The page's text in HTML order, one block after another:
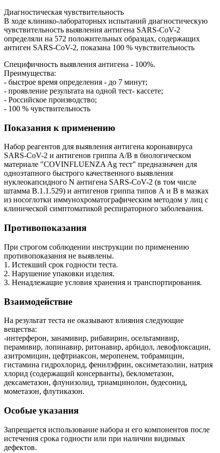
Диагностическая чувствительность
В ходе клинико-лабораторных испытаний диагностическую
чувствительность выявления антигена SARS-CoV-2
определяли на 572 положительных образцах, содержащих
антиген SARS-CoV-2, показана 100 % чувствительность
Специфичность выявления антигена - 100%.
Преимущества:
- быстрое время определения - до 7 минут;
- проявление результата на одной тест- кассете;
- Российское производство;
- 100 % чувствительность
Показания к применению
Набор реагентов для выявления антигена коронавируса
SARS-CoV-2 и антигенов гриппа А/В в биологическом
материале "COVINFLUENZA Ag тест" предназначен для
одноэтапного быстрого качественного выявления
нуклеокапсидного N антигена SARS-CoV-2 (в том числе
штамма В.1.1.529) и антигенов гриппа типов А и В в мазках
из носоглотки иммунохроматографическим методом у лиц с
клинической симптоматикой респираторного заболевания.
Противопоказания
При строгом соблюдении инструкции по применению
противопоказания не выявлены.
1. Истекший срок годности теста.
2. Нарушение упаковки изделия.
3. Ненадлежащие условия хранения и транспортирования.
Взаимодействие
На результат теста не оказывают влияния следующие
вещества:
-интерферон, занамивир, рибавирин, осельтамивир,
перамивир, лопинавир, ритонавир, арбидол, левофлоксацин,
азитромицин, цефтриаксон, меропенем, тобрамицин,
гистамина гидрохлорид, фенилэфрин, оксиметазолин, натрия
хлорид (содержащий консерванты), беклометазон,
дексаметазон, флунизолид, триамцинолон, будесонид,
мометазон, флутиказон.
Особые указания
Запрещается использование набора и его компонентов после
истечения срока годности или при наличии видимых
дефектов.